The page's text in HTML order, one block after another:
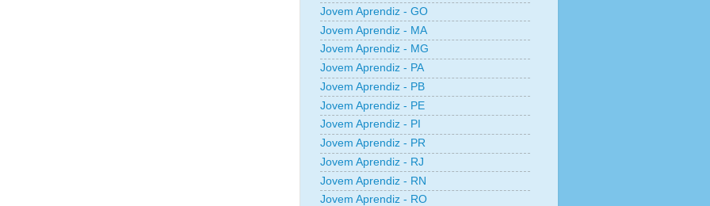
Jovem Aprendiz - GO
Jovem Aprendiz - MA
Jovem Aprendiz - MG
Jovem Aprendiz - PA
Jovem Aprendiz - PB
Jovem Aprendiz - PE
Jovem Aprendiz - PI
Jovem Aprendiz - PR
Jovem Aprendiz - RJ
Jovem Aprendiz - RN
Jovem Aprendiz - RO